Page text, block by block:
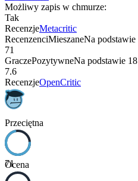
Możliwy zapis w chmurze:
Tak
RecenzjeMetacritic
RecenzenciMieszaneNa podstawie
71
GraczePozytywneNa podstawie 18
7.6
RecenzjeOpenCritic
Przeciętna
71
Ocena